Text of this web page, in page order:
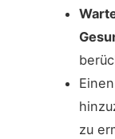
Einen
zu